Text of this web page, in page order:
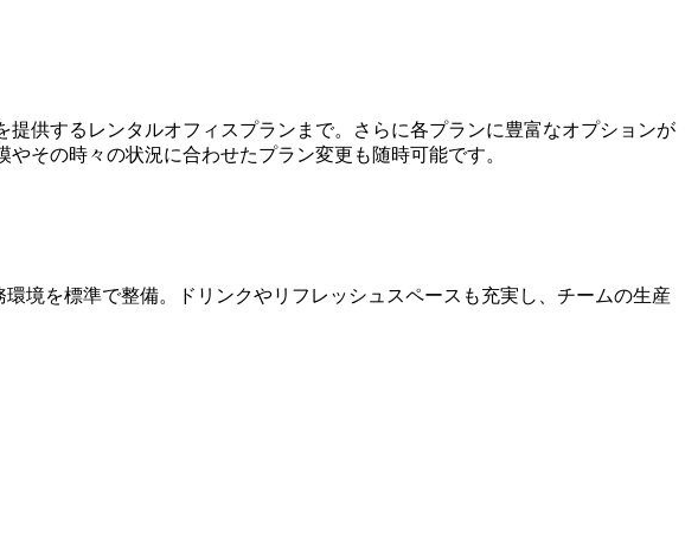
供するレンタルオフィスプランまで。さらに各プランに豊富なオプションが
その時々の状況に合わせたプラン変更も随時可能です。
境を標準で整備。ドリンクやリフレッシュスペースも充実し、チームの生産